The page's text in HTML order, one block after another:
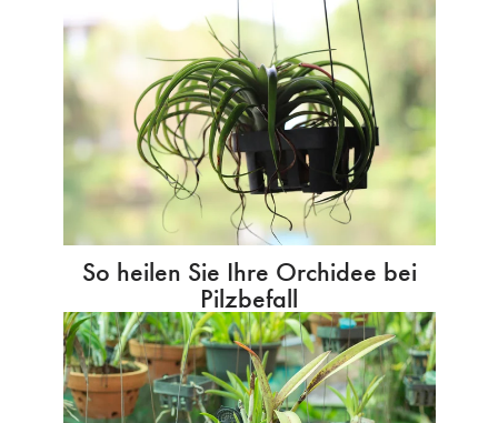
So heilen Sie Ihre Orchidee bei
Pilzbefall